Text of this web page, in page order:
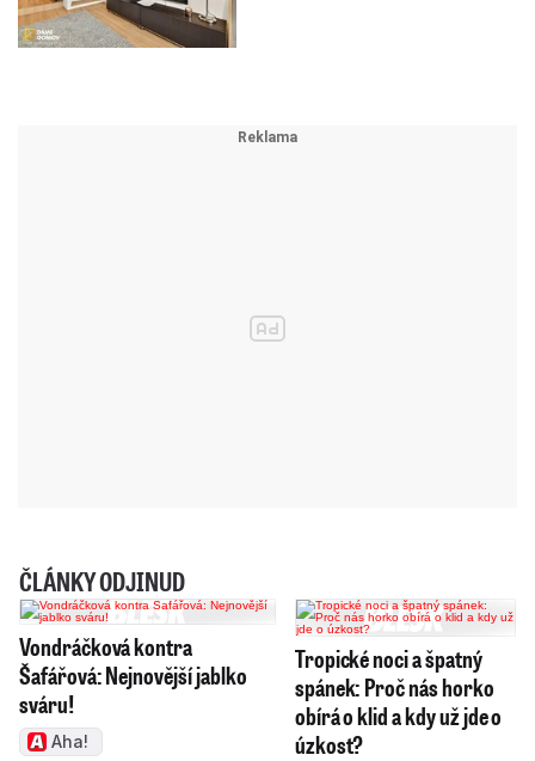
ČLÁNKY ODJINUD
Vondráčková kontra
Šafářová: Nejnovější jablko
sváru!
Aha!
Tropické noci a špatný
spánek: Proč nás horko
obírá o klid a kdy už jde o
úzkost?